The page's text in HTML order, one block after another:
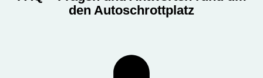
den Autoschrottplatz